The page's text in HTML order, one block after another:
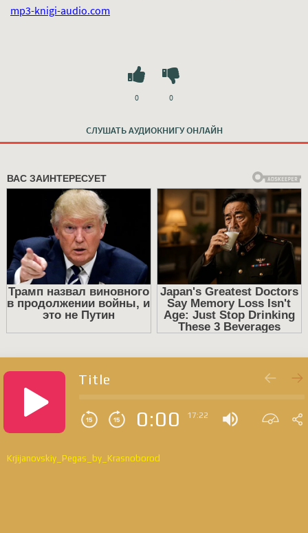
mp3-knigi-audio.com
СЛУШАТЬ АУДИОКНИГУ ОНЛАЙН
0 0
Title
0:00 17:22
Krjijanovskiy_Pegas_by_Krasnoborod